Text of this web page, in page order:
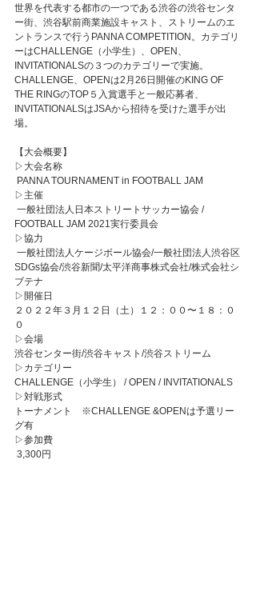
世界を代表する都市の一つである渋谷の渋谷センタ
ー街、渋谷駅前商業施設キャスト、ストリームのエ
ントランスで行うPANNA COMPETITION。カテゴリ
ーはCHALLENGE（小学生）、OPEN、
INVITATIONALSの３つのカテゴリーで実施。
CHALLENGE、OPENは2月26日開催のKING OF
THE RINGのTOP５入賞選手と一般応募者、
INVITATIONALSはJSAから招待を受けた選手が出
場。
【大会概要】
▷大会名称
PANNA TOURNAMENT in FOOTBALL JAM
▷主催
FOOTBALL JAM 2021実行委員会
▷協力
SDGs協会/渋谷新聞/太平洋商事株式会社/株式会社シ
ブテナ
▷開催日
２０２２年３月１２日（土）１２：００〜１８：０
０
▷会場
渋谷センター街/渋谷キャスト/渋谷ストリーム
▷カテゴリー
CHALLENGE（小学生） / OPEN / INVITATIONALS
▷対戦形式
トーナメント　※CHALLENGE &OPENは予選リー
グ有
▷参加費
3,300円